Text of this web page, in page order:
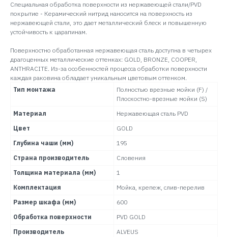
Специальная обработка поверхности из нержавеющей стали/PVD
покрытие - Керамический нитрид наносится на поверхность из
нержавеющей стали, это дает металлический блеск и повышенную
устойчивость к царапинам.
Поверхностно обработанная нержавеющая сталь доступна в четырех
драгоценных металлические оттенках: GOLD, BRONZE, COOPER,
ANTHRACITE. Из-за особенностей процесса обработки поверхности
каждая раковина обладает уникальным цветовым оттенком.
Тип монтажа
Полностью врезные мойки (F) /
Плоскостно-врезные мойки (S)
Материал
Нержавеющая сталь PVD
Цвет
GOLD
Глубина чаши (мм)
195
Страна производитель
Словения
Толщина материала (мм)
1
Комплектация
Мойка, крепеж, слив-перелив
Размер шкафа (мм)
600
Обработка поверхности
PVD GOLD
Производитель
ALVEUS